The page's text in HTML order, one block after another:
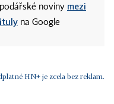
noviny mezi
na Google
HN+ je zcela bez reklam.